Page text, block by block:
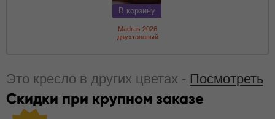
В корзину
Madras 2026
двухтоновый
Это кресло в других цветах - Посмотреть
Скидки при крупном заказе